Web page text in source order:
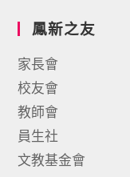
鳳新之友
家長會
校友會
教師會
員生社
文教基金會